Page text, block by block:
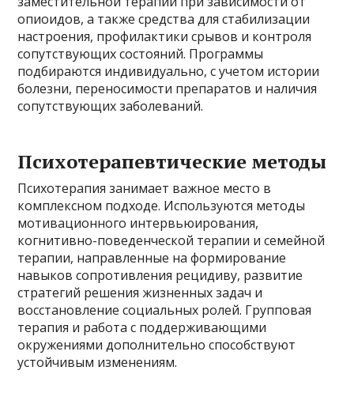
опиоидов, а также средства для стабилизации
настроения, профилактики срывов и контроля
сопутствующих состояний. Программы
подбираются индивидуально, с учетом истории
болезни, переносимости препаратов и наличия
сопутствующих заболеваний.
Психотерапевтические методы
Психотерапия занимает важное место в
комплексном подходе. Используются методы
мотивационного интервьюирования,
когнитивно-поведенческой терапии и семейной
терапии, направленные на формирование
навыков сопротивления рецидиву, развитие
стратегий решения жизненных задач и
восстановление социальных ролей. Групповая
терапия и работа с поддерживающими
окружениями дополнительно способствуют
устойчивым изменениям.